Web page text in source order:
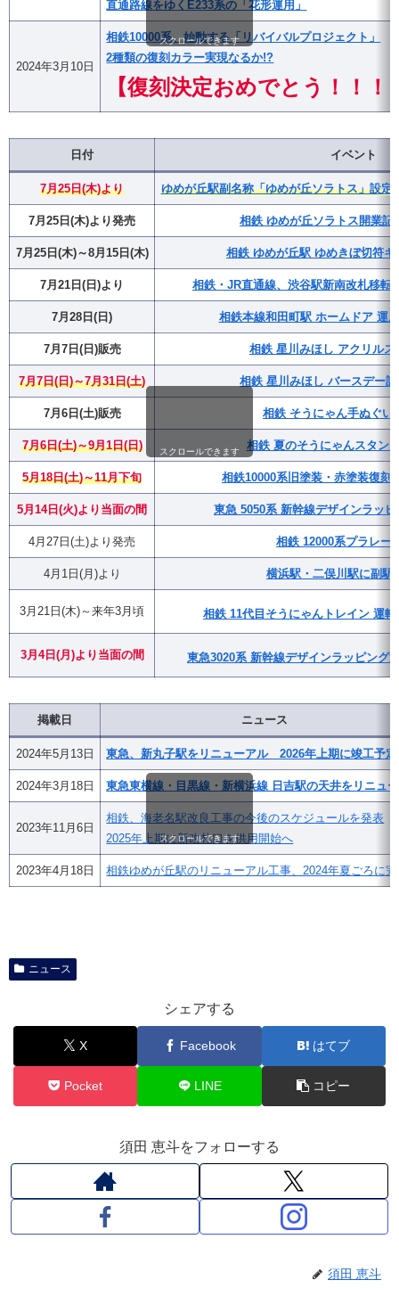
直通路線をゆくE233系の「花形運用」
2024年3月10日
相鉄10000系、始動する「リバイバルプロジェクト」
2種類の復刻カラー実現なるか!?
【復刻決定おめでとう！！！
スクロールできます
日付 イベント
7月25日(木)より ゆめが丘駅副名称「ゆめが丘ソラトス」設定
7月25日(木)より発売 相鉄 ゆめが丘ソラトス開業記
7月25日(木)～8月15日(木) 相鉄 ゆめが丘駅 ゆめきぼ切符
7月21日(日)より 相鉄・JR直通線、渋谷駅新南改札移転
7月28日(日) 相鉄本線和田町駅 ホームドア 運
7月7日(日)販売 相鉄 星川みほし アクリルス
7月7日(日)～7月31日(土) 相鉄 星川みほし バースデー
7月6日(土)販売 相鉄 そうにゃん手ぬぐい
7月6日(土)～9月1日(日) 相鉄 夏のそうにゃんスタン
5月18日(土)～11月下旬 相鉄10000系旧塗装・赤塗装復刻
5月14日(火)より当面の間 東急 5050系 新幹線デザインラッ
4月27日(土)より発売 相鉄 12000系プラレー
4月1日(月)より 横浜駅・二俣川駅に副駅
3月21日(木)～来年3月頃 相鉄 11代目そうにゃんトレイン 運転
3月4日(月)より 当面の間 東急3020系 新幹線デザインラッピング
スクロールできます
掲載日 ニュース
2024年5月13日 東急、新丸子駅をリニューアル 2026年上期に竣工予定
2024年3月18日 東急東横線・目黒線・新横浜線 日吉駅の天井をリニュ
2023年11月6日
相鉄、海老名駅改良工事の今後のスケジュールを発表
2025年上期に新改札口を供用開始へ
2023年4月18日 相鉄ゆめが丘駅のリニューアル工事、2024年夏ごろに
スクロールできます
ニュース
シェアする
X Facebook はてブ
Pocket LINE コピー
須田 恵斗をフォローする
須田 恵斗